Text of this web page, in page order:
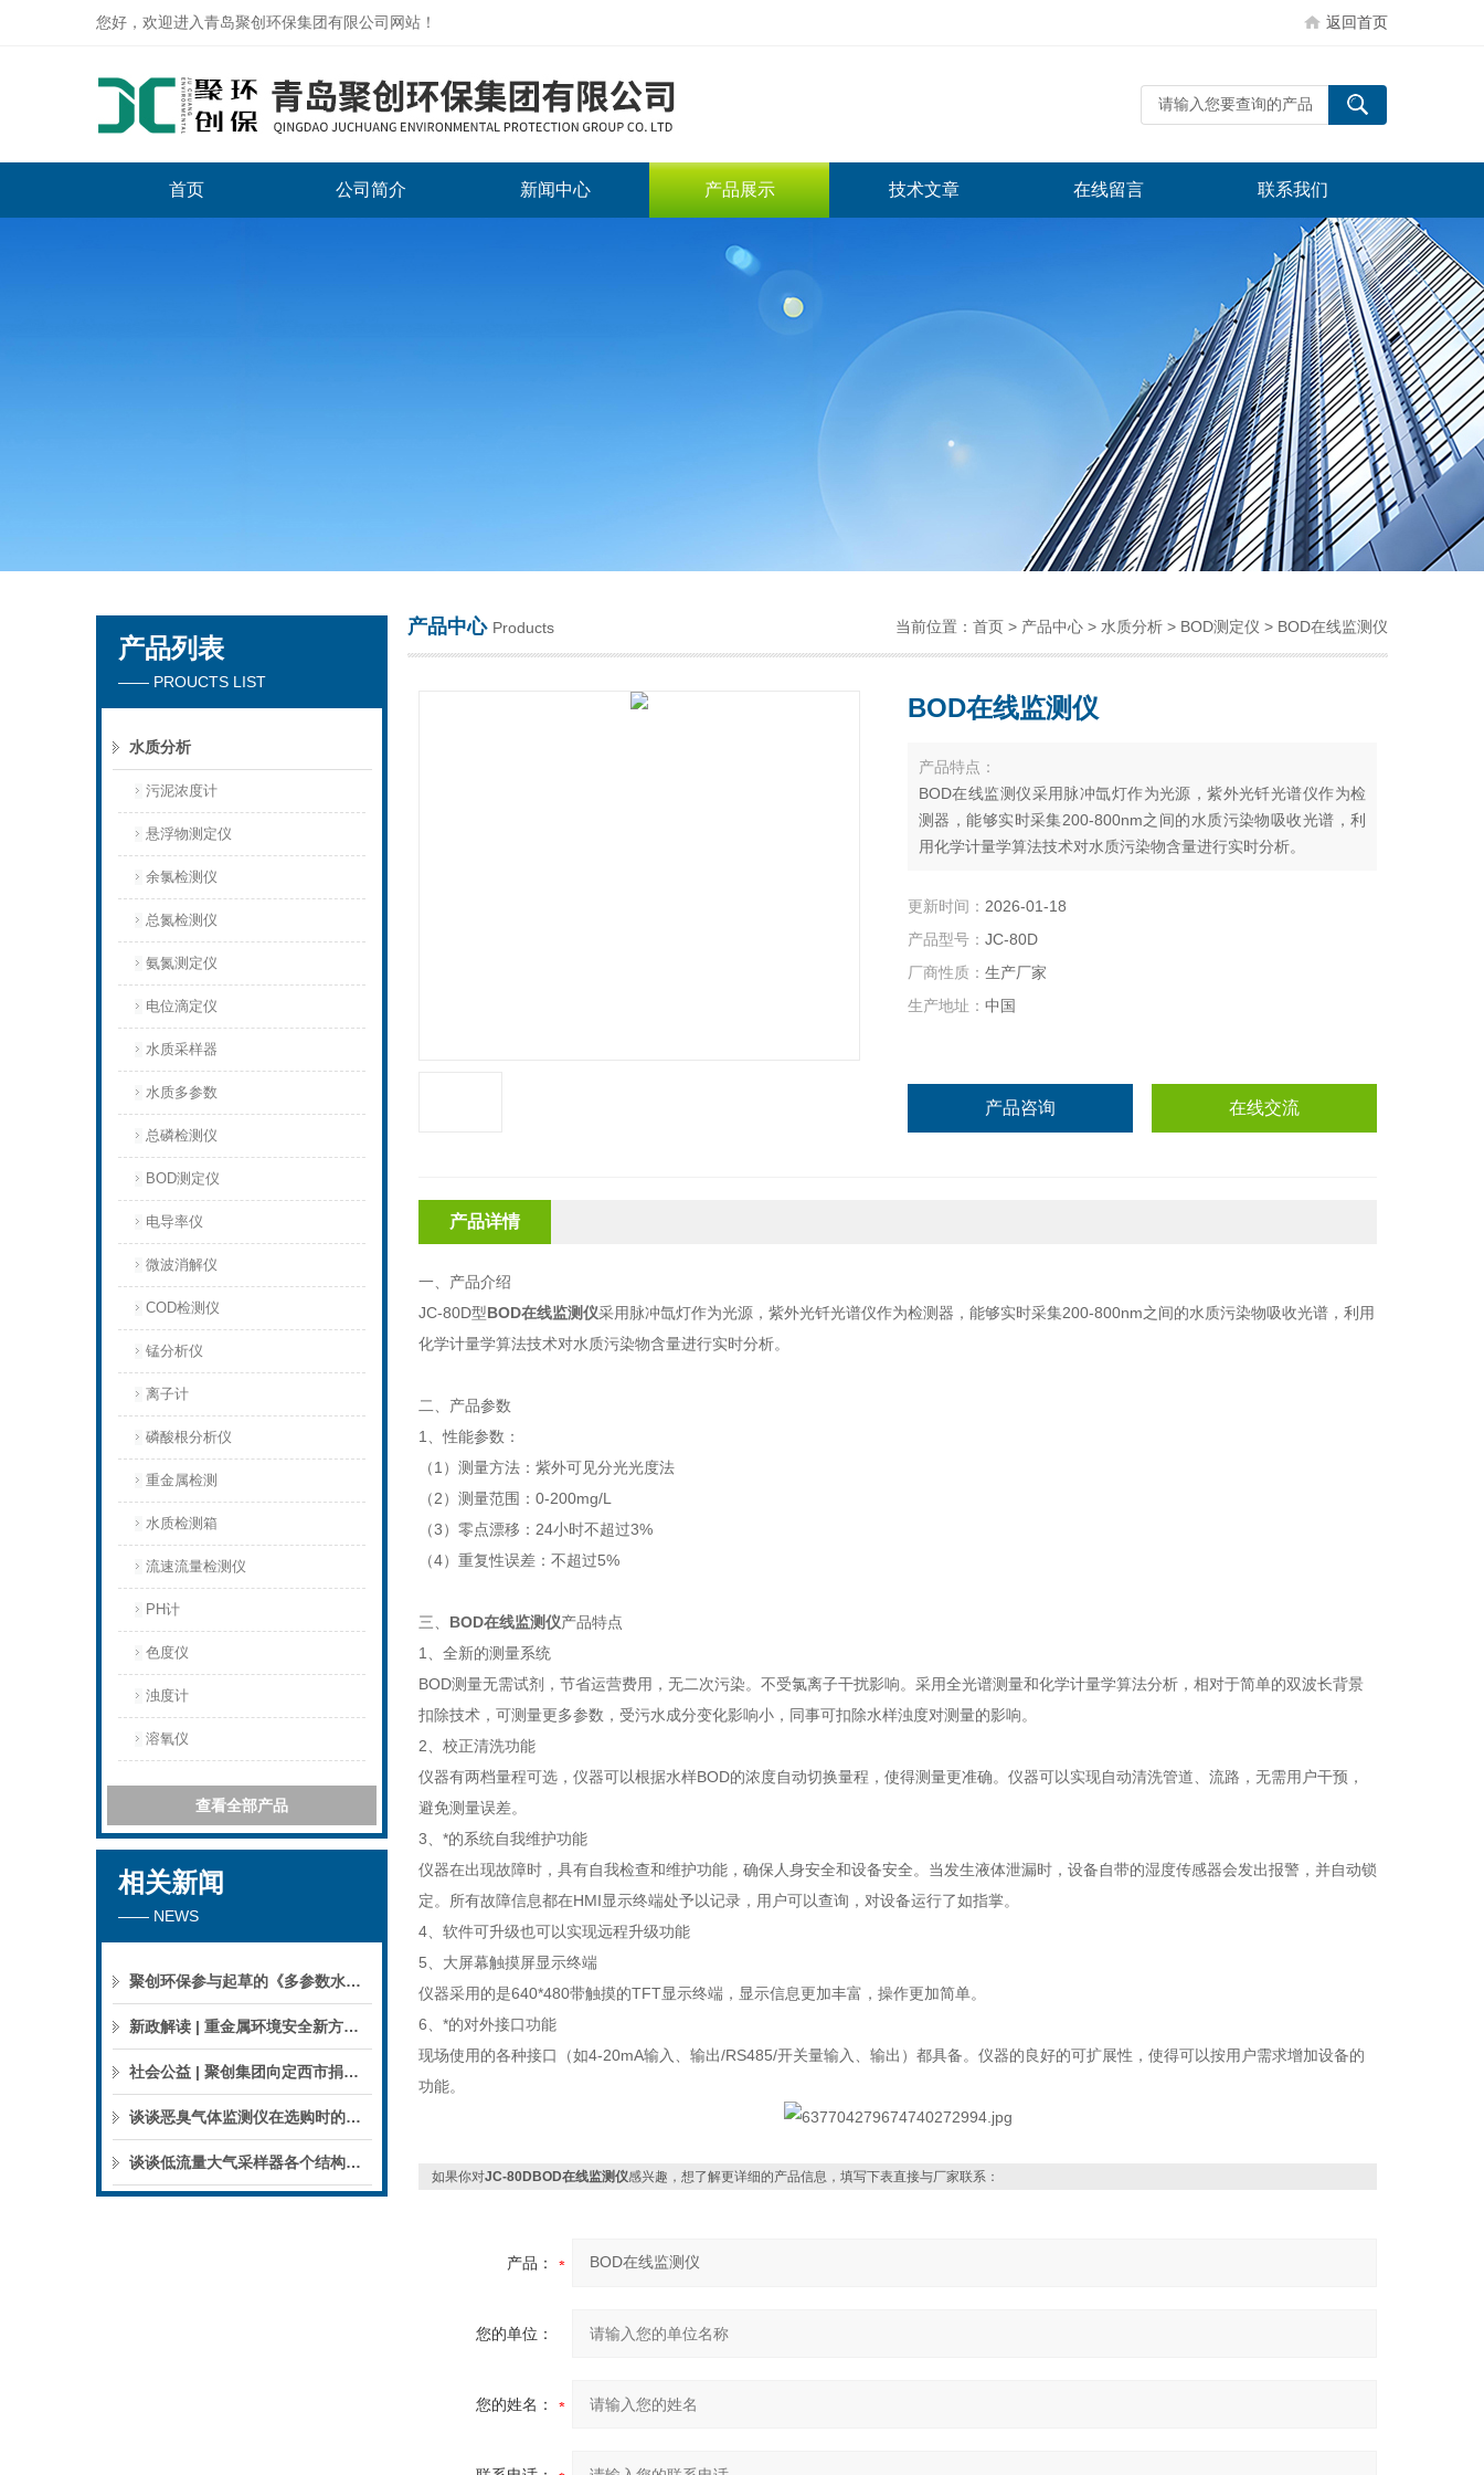
您好，欢迎进入青岛聚创环保集团有限公司网站！ 返回首页
首页 公司简介 新闻中心 产品展示 技术文章 在线留言 联系我们
产品列表
—— PROUCTS LIST
水质分析
污泥浓度计
悬浮物测定仪
余氯检测仪
总氮检测仪
氨氮测定仪
电位滴定仪
水质采样器
水质多参数
总磷检测仪
BOD测定仪
电导率仪
微波消解仪
COD检测仪
锰分析仪
离子计
磷酸根分析仪
重金属检测
水质检测箱
流速流量检测仪
PH计
色度仪
浊度计
溶氧仪
查看全部产品
相关新闻
—— NEWS
聚创环保参与起草的《多参数水质分析仪》团标正式公布，促进国产仪器创新升级
新政解读 | 重金属环境安全新方案来了，聚焦5省21市！
社会公益 | 聚创集团向定西市捐赠检验检测仪器设备
谈谈恶臭气体监测仪在选购时的建议和指南
谈谈低流量大气采样器各个结构的特点
产品中心 Products 当前位置： 首页 > 产品中心 > 水质分析 > BOD测定仪 > BOD在线监测仪
BOD在线监测仪
产品特点：
BOD在线监测仪采用脉冲氙灯作为光源，紫外光钎光谱仪作为检
测器，能够实时采集200-800nm之间的水质污染物吸收光谱，利
用化学计量学算法技术对水质污染物含量进行实时分析。
更新时间： 2026-01-18
产品型号： JC-80D
厂商性质： 生产厂家
生产地址： 中国
产品咨询 在线交流
产品详情
一、产品介绍
JC-80D型BOD在线监测仪采用脉冲氙灯作为光源，紫外光钎光谱仪作为检测器，能够实时采集200-800nm之间的水质污染物吸收光谱，利用
化学计量学算法技术对水质污染物含量进行实时分析。
二、产品参数
1、性能参数：
（1）测量方法：紫外可见分光光度法
（2）测量范围：0-200mg/L
（3）零点漂移：24小时不超过3%
（4）重复性误差：不超过5%
三、 BOD在线监测仪产品特点
1、全新的测量系统
BOD测量无需试剂，节省运营费用，无二次污染。不受氯离子干扰影响。采用全光谱测量和化学计量学算法分析，相对于简单的双波长背景
扣除技术，可测量更多参数，受污水成分变化影响小，同事可扣除水样浊度对测量的影响。
2、校正清洗功能
仪器有两档量程可选，仪器可以根据水样BOD的浓度自动切换量程，使得测量更准确。仪器可以实现自动清洗管道、流路，无需用户干预，
避免测量误差。
3、*的系统自我维护功能
仪器在出现故障时，具有自我检查和维护功能，确保人身安全和设备安全。当发生液体泄漏时，设备自带的湿度传感器会发出报警，并自动锁
定。所有故障信息都在HMI显示终端处予以记录，用户可以查询，对设备运行了如指掌。
4、软件可升级也可以实现远程升级功能
5、大屏幕触摸屏显示终端
仪器采用的是640*480带触摸的TFT显示终端，显示信息更加丰富，操作更加简单。
6、*的对外接口功能
现场使用的各种接口（如4-20mA输入、输出/RS485/开关量输入、输出）都具备。仪器的良好的可扩展性，使得可以按用户需求增加设备的
功能。
如果你对JC-80DBOD在线监测仪感兴趣，想了解更详细的产品信息，填写下表直接与厂家联系：
产品：
您的单位：
您的姓名：